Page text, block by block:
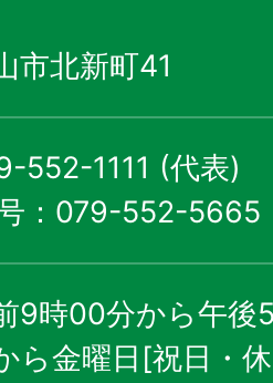
市北新町41
552-1111 (代表)
：079-552-5665
9時00分から午後
ら金曜日[祝日・